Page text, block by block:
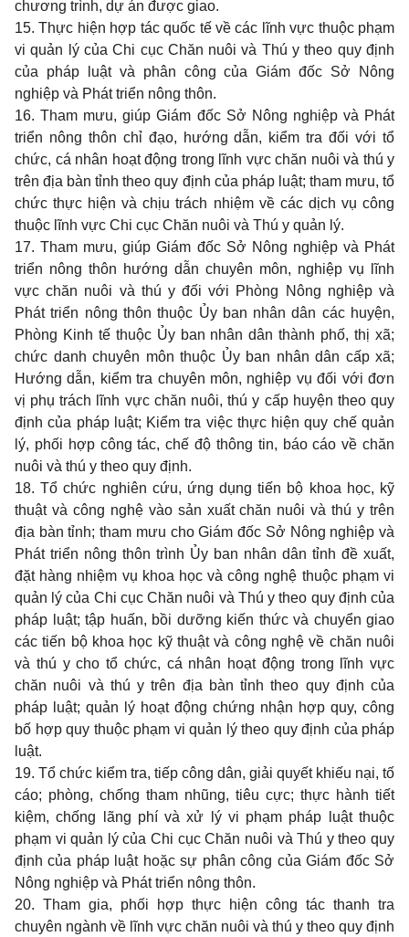
chương trình, dự án được giao.
15. Thực hiện hợp tác quốc tế về các lĩnh vực thuộc phạm
vi quản lý của Chi cục Chăn nuôi và Thú y theo quy định
của pháp luật và phân công của Giám đốc Sở Nông
nghiệp và Phát triển nông thôn.
16. Tham mưu, giúp Giám đốc Sở Nông nghiệp và Phát
triển nông thôn chỉ đạo, hướng dẫn, kiểm tra đối với tổ
chức, cá nhân hoạt động trong lĩnh vực chăn nuôi và thú y
trên địa bàn tỉnh theo quy định của pháp luật; tham mưu, tổ
chức thực hiện và chịu trách nhiệm về các dịch vụ công
thuộc lĩnh vực Chi cục Chăn nuôi và Thú y quản lý.
17. Tham mưu, giúp Giám đốc Sở Nông nghiệp và Phát
triển nông thôn hướng dẫn chuyên môn, nghiệp vụ lĩnh
vực chăn nuôi và thú y đối với Phòng Nông nghiệp và
Phát triển nông thôn thuộc Ủy ban nhân dân các huyện,
Phòng Kinh tế thuộc Ủy ban nhân dân thành phố, thị xã;
chức danh chuyên môn thuộc Ủy ban nhân dân cấp xã;
Hướng dẫn, kiểm tra chuyên môn, nghiệp vụ đối với đơn
vị phụ trách lĩnh vực chăn nuôi, thú y cấp huyện theo quy
định của pháp luật; Kiểm tra việc thực hiện quy chế quản
lý, phối hợp công tác, chế độ thông tin, báo cáo về chăn
nuôi và thú y theo quy định.
18. Tổ chức nghiên cứu, ứng dụng tiến bộ khoa học, kỹ
thuật và công nghệ vào sản xuất chăn nuôi và thú y trên
địa bàn tỉnh; tham mưu cho Giám đốc Sở Nông nghiệp và
Phát triển nông thôn trình Ủy ban nhân dân tỉnh đề xuất,
đặt hàng nhiệm vụ khoa học và công nghệ thuộc phạm vi
quản lý của Chi cục Chăn nuôi và Thú y theo quy định của
pháp luật; tập huấn, bồi dưỡng kiến thức và chuyển giao
các tiến bộ khoa học kỹ thuật và công nghệ về chăn nuôi
và thú y cho tổ chức, cá nhân hoạt động trong lĩnh vực
chăn nuôi và thú y trên địa bàn tỉnh theo quy định của
pháp luật; quản lý hoạt động chứng nhận hợp quy, công
bố hợp quy thuộc phạm vi quản lý theo quy định của pháp
luật.
19. Tổ chức kiểm tra, tiếp công dân, giải quyết khiếu nại, tố
cáo; phòng, chống tham nhũng, tiêu cực; thực hành tiết
kiệm, chống lãng phí và xử lý vi phạm pháp luật thuộc
phạm vi quản lý của Chi cục Chăn nuôi và Thú y theo quy
định của pháp luật hoặc sự phân công của Giám đốc Sở
Nông nghiệp và Phát triển nông thôn.
20. Tham gia, phối hợp thực hiện công tác thanh tra
chuyên ngành về lĩnh vực chăn nuôi và thú y theo quy định